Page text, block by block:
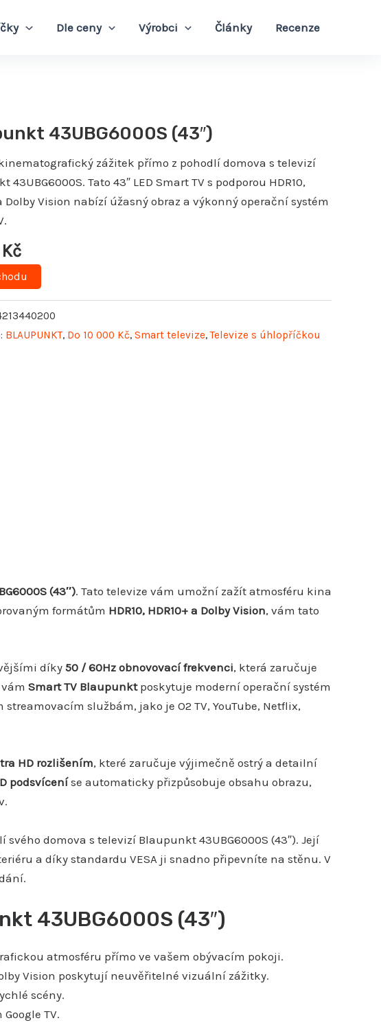
Dle ceny Výrobci Články Recenze
43UBG6000S (43″)
zážitek přímo z pohodlí domova s televizí
43UBG6000S. Tato 43″ LED Smart TV s podporou HDR10,
Dolby Vision nabízí úžasný obraz a výkonný operační systém
Kč
BLAUPUNKT, Do 10 000 Kč, Smart televize,Televize s úhlopříčkou
(43″). Tato televize vám umožní zažít atmosféru kina
formátům HDR10, HDR10+ a Dolby Vision, vám tato
díky 50 / 60Hz obnovovací frekvenci, která zaručuje
Smart TV Blaupunktposkytuje moderní operační systém
službám, jako je O2 TV, YouTube, Netflix,
HD rozlišením, které zaručuje výjimečně ostrý a detailní
podsvíceníse automaticky přizpůsobuje obsahu obrazu,
domova s televizí Blaupunkt 43UBG6000S (43″). Její
a díky standardu VESA ji snadno připevníte na stěnu. V
43UBG6000S (43″)
atmosféru přímo ve vašem obývacím pokoji.
Vision poskytují neuvěřitelné vizuální zážitky.
scény.
TV.